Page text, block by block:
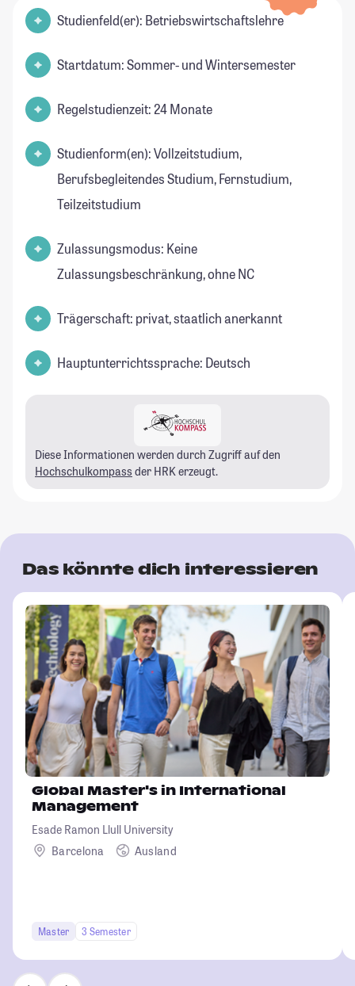
Studienfeld(er): Betriebswirtschaftslehre
Startdatum: Sommer- und Wintersemester
Regelstudienzeit: 24 Monate
Studienform(en): Vollzeitstudium,
Berufsbegleitendes Studium, Fernstudium,
Teilzeitstudium
Zulassungsmodus: Keine
Zulassungsbeschränkung, ohne NC
Trägerschaft: privat, staatlich anerkannt
Hauptunterrichtssprache: Deutsch
Diese Informationen werden durch Zugriff auf den
Hochschulkompass der HRK erzeugt.
Das könnte dich interessieren
Global Master's in International
Management
Esade Ramon Llull University
Barcelona
Ausland
Master 3 Semester